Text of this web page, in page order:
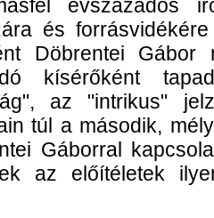
évszázados
és
Döbrentei
kísérőként
az "intrikus"
túl a második,
Gáborral
az előítéletek